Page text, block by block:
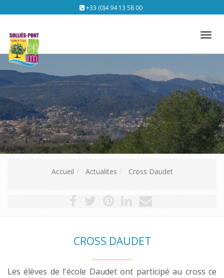
+33 (0)4 94 13 58 00
Accueil Actualites Cross Daudet
CROSS DAUDET
Les élèves de l'école Daudet ont participé au cross ce